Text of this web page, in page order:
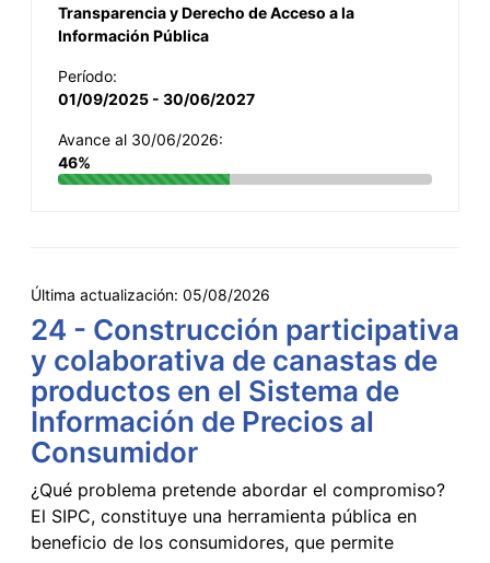
Transparencia y Derecho de Acceso a la
Información Pública
Período:
01/09/2025 - 30/06/2027
Avance al 30/06/2026:
46%
Última actualización: 05/08/2026
24 - Construcción participativa
y colaborativa de canastas de
productos en el Sistema de
Información de Precios al
Consumidor
¿Qué problema pretende abordar el compromiso?
El SIPC, constituye una herramienta pública en
beneficio de los consumidores, que permite